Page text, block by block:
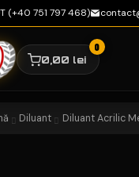
(+40 751 797 468)
0,00 lei
Diluant Diluant Acrilic